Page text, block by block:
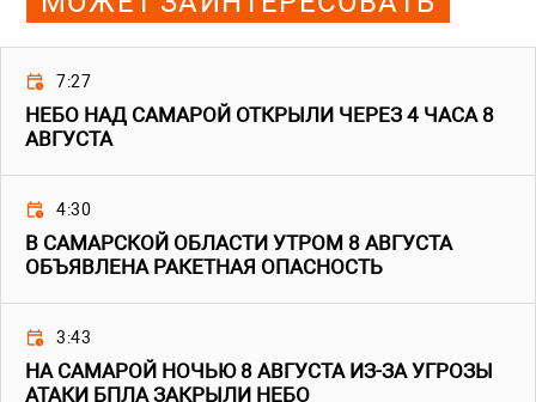
7:27
НЕБО НАД САМАРОЙ ОТКРЫЛИ ЧЕРЕЗ 4 ЧАСА 8
АВГУСТА
4:30
В САМАРСКОЙ ОБЛАСТИ УТРОМ 8 АВГУСТА
ОБЪЯВЛЕНА РАКЕТНАЯ ОПАСНОСТЬ
3:43
НА САМАРОЙ НОЧЬЮ 8 АВГУСТА ИЗ-ЗА УГРОЗЫ
АТАКИ БПЛА ЗАКРЫЛИ НЕБО